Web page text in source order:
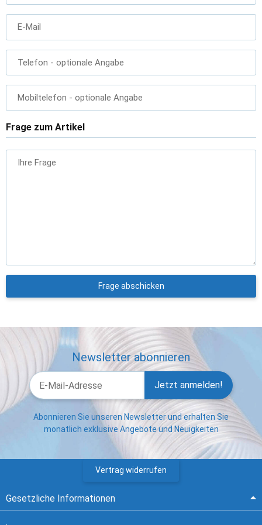
E-Mail
Telefon - optionale Angabe
Mobiltelefon - optionale Angabe
Frage zum Artikel
Ihre Frage
Frage abschicken
Newsletter abonnieren
Jetzt anmelden!
Abonnieren Sie unseren Newsletter und erhalten Sie
monatlich exklusive Angebote und Neuigkeiten
Vertrag widerrufen
Gesetzliche Informationen